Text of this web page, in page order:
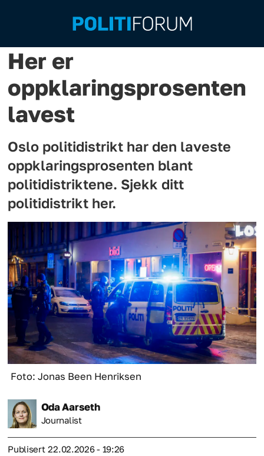
Her er
oppklaringsprosenten
lavest
Oslo politidistrikt har den laveste
oppklaringsprosenten blant
politidistriktene. Sjekk ditt
politidistrikt her.
Foto: Jonas Been Henriksen
OdaAarseth
Journalist
Publisert
22.02.2026 - 19:26